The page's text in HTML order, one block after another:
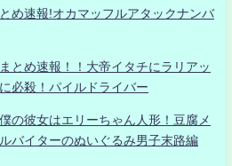
め速報!オカマッフルアタックナンバ
とめ速報！！大帝イタチにラリアッ
必殺！パイルドライバー
の彼女はエリーちゃん人形！豆腐メ
バイターのぬいぐるみ男子末路編